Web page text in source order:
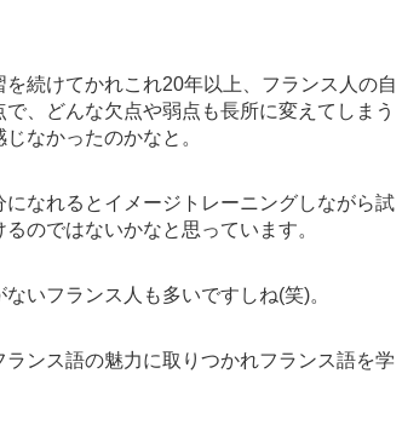
続けてかれこれ20年以上、フランス人の自
、どんな欠点や弱点も長所に変えてしまう
なかったのかなと。
なれるとイメージトレーニングしながら試
のではないかなと思っています。
いフランス人も多いですしね(笑)。
ンス語の魅力に取りつかれフランス語を学